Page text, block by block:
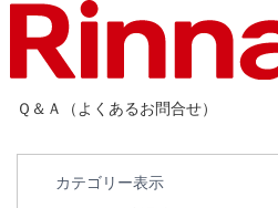
Ｑ＆Ａ（よくあるお問合せ）
カテゴリー表示